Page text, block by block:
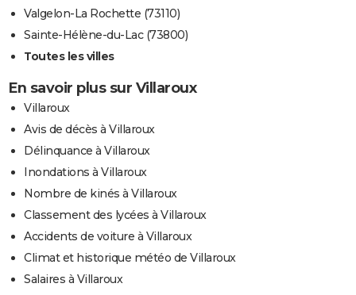
Valgelon-La Rochette (73110)
Sainte-Hélène-du-Lac (73800)
Toutes les villes
En savoir plus sur Villaroux
Villaroux
Avis de décès à Villaroux
Délinquance à Villaroux
Inondations à Villaroux
Nombre de kinés à Villaroux
Classement des lycées à Villaroux
Accidents de voiture à Villaroux
Climat et historique météo de Villaroux
Salaires à Villaroux